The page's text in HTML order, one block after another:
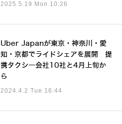
2025.5.19 Mon 10:26
Uber Japanが東京・神奈川・愛
知・京都でライドシェアを展開 提
携タクシー会社10社と4月上旬か
ら
2024.4.2 Tue 16:44